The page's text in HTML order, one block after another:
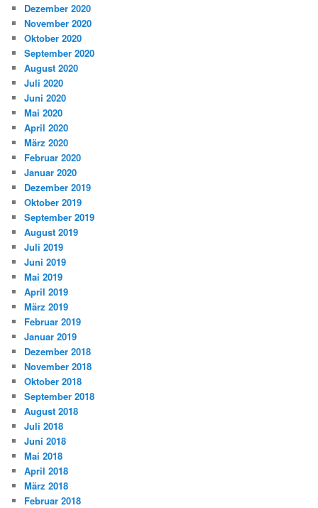
Dezember 2020
November 2020
Oktober 2020
September 2020
August 2020
Juli 2020
Juni 2020
Mai 2020
April 2020
März 2020
Februar 2020
Januar 2020
Dezember 2019
Oktober 2019
September 2019
August 2019
Juli 2019
Juni 2019
Mai 2019
April 2019
März 2019
Februar 2019
Januar 2019
Dezember 2018
November 2018
Oktober 2018
September 2018
August 2018
Juli 2018
Juni 2018
Mai 2018
April 2018
März 2018
Februar 2018